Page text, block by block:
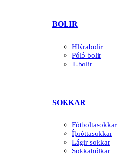
BOLIR
Hlýrabolir
Póló bolir
T-bolir
SOKKAR
Fótboltasokkar
Íþróttasokkar
Lágir sokkar
Sokkahólkar